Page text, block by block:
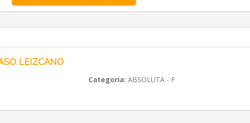
LEIZCANO
Categoria: ABSOLUTA - F